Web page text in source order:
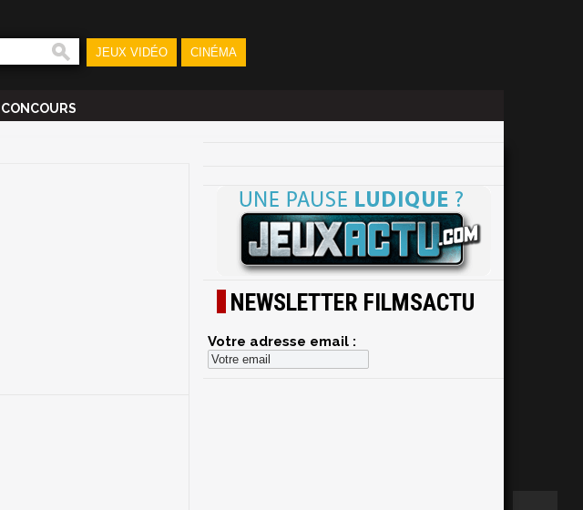
JEUX VIDÉO CINÉMA
CONCOURS
NEWSLETTER FILMSACTU
Votre adresse email :